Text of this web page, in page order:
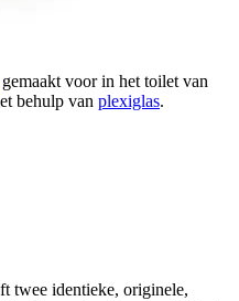
gemaakt voor in het toilet van
behulp van plexiglas.
twee identieke, originele,